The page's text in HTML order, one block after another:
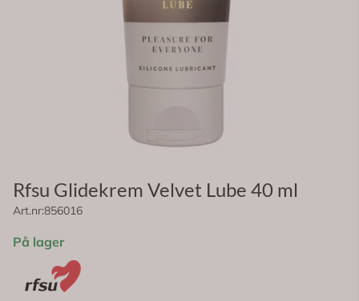
Rfsu Glidekrem Velvet Lube 40 ml
Art.nr:856016
På lager